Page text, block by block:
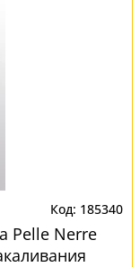
185340
Pelle Nerre